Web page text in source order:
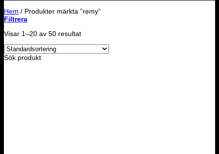
Hem / Produkter märkta ”remy”
Filtrera
Visar 1–20 av 50 resultat
Sök produkt